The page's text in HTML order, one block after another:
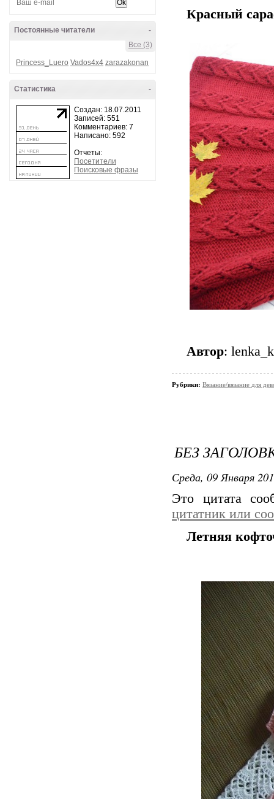
-
Постоянные читатели
Все (3)
Princess_Luero Vados4x4 zarazakonan
-
Статистика
Создан: 18.07.2011
Записей: 551
Комментариев: 7
Написано: 592
Отчеты:
Посетители
Поисковые фразы
Красный
Автор:
Рубрики: Вязание/вязание для
БЕЗ
Среда, 09 Января
Это цитата
цитатник или
Летняя